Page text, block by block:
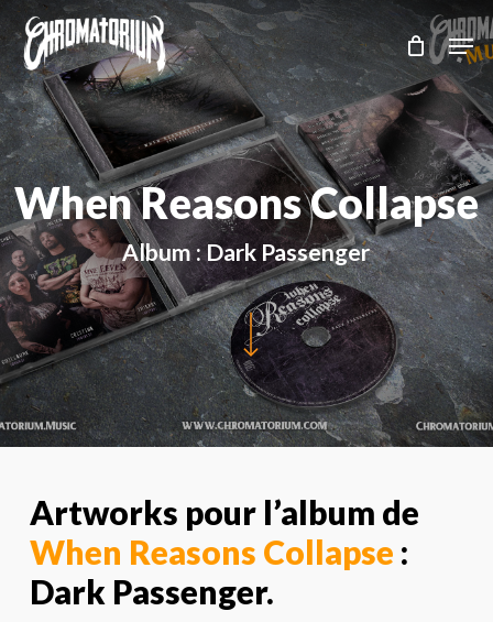
Skip
to
main
content
When Reasons Collapse
Album : Dark Passenger
Navigate to the next section
Artworks pour l’album de
When Reasons Collapse :
Dark Passenger.